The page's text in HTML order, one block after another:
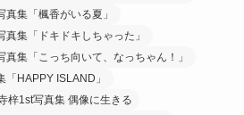
真集「楓香がいる夏」
真集「ドキドキしちゃった」
真集「こっち向いて、なっちゃん！」
「HAPPY ISLAND」
梓1st写真集 偶像に生きる